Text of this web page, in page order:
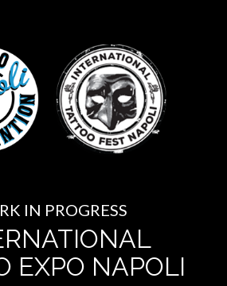
IN PROGRESS
EXPO NAPOLI